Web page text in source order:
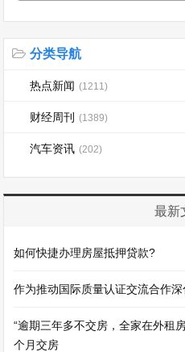
分类导航
热点新闻 (1211)
财经周刊 (1389)
汽车资讯 (202)
最新
如何快捷办理房屋抵押贷款?
作为推动国际质量认证交流合作
“逾期三年多不交房，全家在外租
个月交房